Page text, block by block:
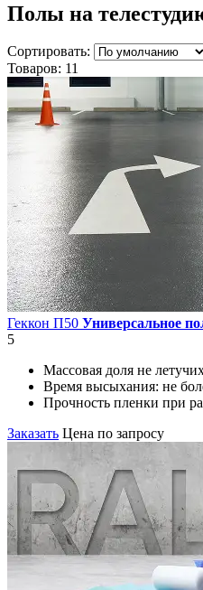
Полы на
Сортировать:
Товаров: 11
Геккон П50 Универсальное
5
Массовая доля не
Время высыхания: не
Прочность пленки при
Заказать Цена по запросу